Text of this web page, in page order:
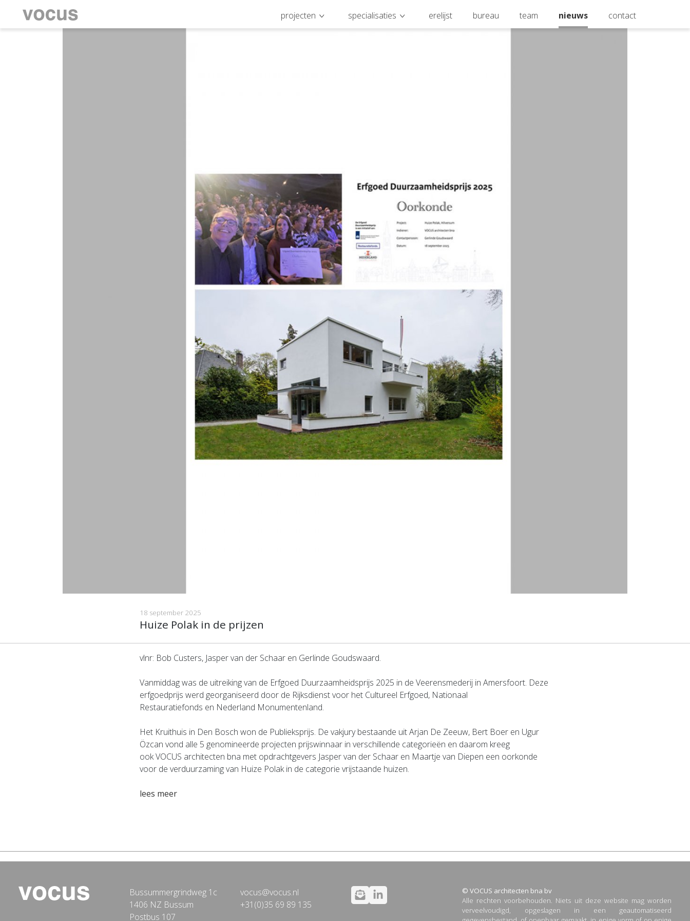
projecten specialisaties erelijst bureau team nieuws contact
18 september 2025
Huize Polak in de prijzen
vlnr: Bob Custers, Jasper van der Schaar en Gerlinde Goudswaard.
Vanmiddag was de uitreiking van de Erfgoed Duurzaamheidsprijs 2025 in de Veerensmederij in Amersfoort. Deze
erfgoedprijs werd georganiseerd door de Rijksdienst voor het Cultureel Erfgoed, Nationaal
Restauratiefonds en Nederland Monumentenland.
Het Kruithuis in Den Bosch won de Publieksprijs. De vakjury bestaande uit Arjan De Zeeuw, Bert Boer en Ugur
Özcan vond alle 5 genomineerde projecten prijswinnaar in verschillende categorieën en daarom kreeg
ook VOCUS architecten bna met opdrachtgevers Jasper van der Schaar en Maartje van Diepen een oorkonde
voor de verduurzaming van Huize Polak in de categorie vrijstaande huizen.
lees meer
Bussummergrindweg 1c
1406 NZ Bussum
Postbus 107
vocus@vocus.nl
+31(0)35 69 89 135
© VOCUS architecten bna bv
Alle rechten voorbehouden. Niets uit deze website mag worden
verveelvoudigd, opgeslagen in een geautomatiseerd